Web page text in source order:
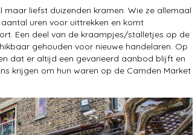
liefst duizenden kramen. Wie ze allemaal
uren voor uittrekken en komt
Een deel van de kraampjes/stalletjes op de
gehouden voor nieuwe handelaren. Op
dat er altijd een gevarieerd aanbod blijft en
krijgen om hun waren op de Camden Market